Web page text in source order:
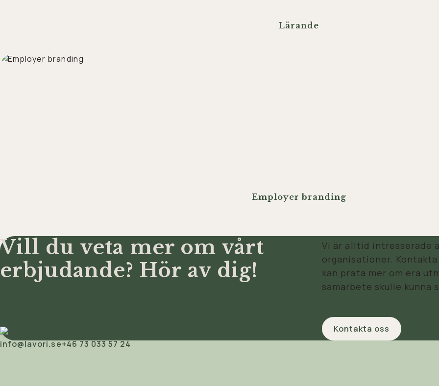
Lärande
Employer branding
Vill du veta mer om vårt
erbjudande? Hör av dig!
Vi är alltid intresserade
organisationer.
kan prata mer om era
samarbete skulle kunna
Kontakta oss
info@lavori.se+46 73 033 57 24